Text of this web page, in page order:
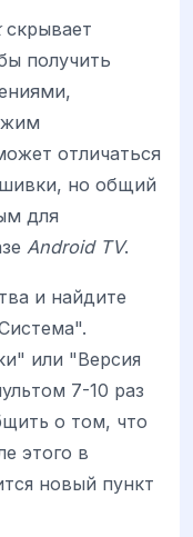
скрывает
получить
отличаться
но общий
для
Android TV.
и найдите
или "Версия
7-10 раз
о том, что
этого в
новый пункт